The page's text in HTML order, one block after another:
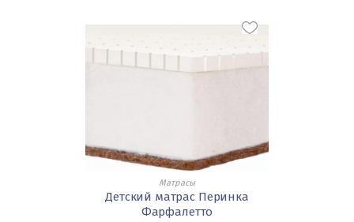
Матрасы
Детский матрас Перинка
Фарфалетто